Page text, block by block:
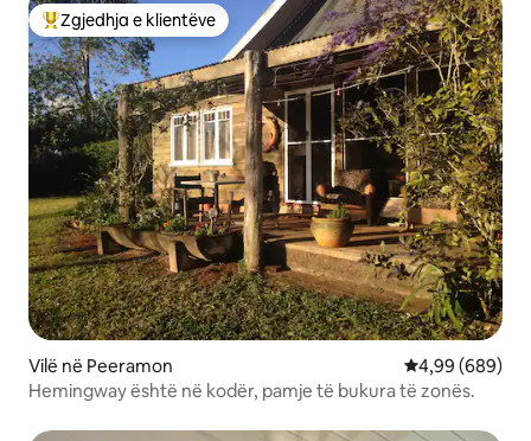
Më të mirat e zgjedhjeve të klientëve
Zgjedhja e klientëve
Vilë në Peeramon Vlerësimi
4,99 (689)
Hemingway është në kodër, pamje të bukura të zonës.